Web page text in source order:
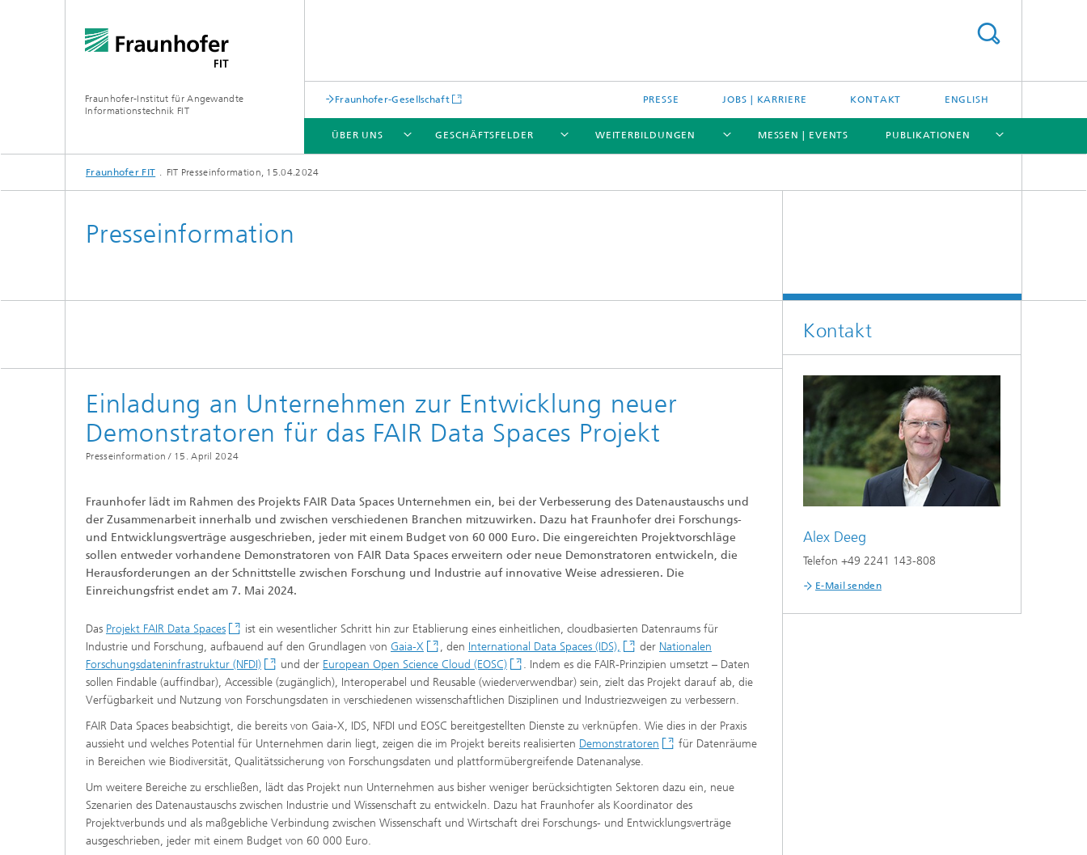
Fraunhofer-Institut für Angewandte
Informationstechnik FIT
Fraunhofer-Gesellschaft PRESSE JOBS | KARRIERE KONTAKT ENGLISH
ÜBER UNS
ÜBER UNS
GESCHÄFTSFELDER
GESCHÄFTSFELDER
Process Mining
Berufliche Weiterbildungen &
Trainings
Future Skills Convention
Mixed and Augmented Reality
Solutions
WEITERBILDUNGEN
WEITERBILDUNGEN
MESSEN | EVENTS PUBLIKATIONEN
PUBLIKATIONEN
Fraunhofer FIT FIT Presseinformation, 15.04.2024
Presseinformation
Einladung an Unternehmen zur Entwicklung neuer
Demonstratoren für das FAIR Data Spaces Projekt
Presseinformation / 15. April 2024
Fraunhofer lädt im Rahmen des Projekts FAIR Data Spaces Unternehmen ein, bei der Verbesserung des Datenaustauschs und
der Zusammenarbeit innerhalb und zwischen verschiedenen Branchen mitzuwirken. Dazu hat Fraunhofer drei Forschungs-
und Entwicklungsverträge ausgeschrieben, jeder mit einem Budget von 60 000 Euro. Die eingereichten Projektvorschläge
sollen entweder vorhandene Demonstratoren von FAIR Data Spaces erweitern oder neue Demonstratoren entwickeln, die
Herausforderungen an der Schnittstelle zwischen Forschung und Industrie auf innovative Weise adressieren. Die
Einreichungsfrist endet am 7. Mai 2024.
Das Projekt FAIR Data Spaces
ist ein wesentlicher Schritt hin zur Etablierung eines einheitlichen, cloudbasierten Datenraums für
Industrie und Forschung, aufbauend auf den Grundlagen von Gaia-X , den International Data Spaces (IDS), der Nationalen
Forschungsdateninfrastruktur (NFDI)
und der European Open Science Cloud (EOSC)
. Indem es die FAIR-Prinzipien umsetzt – Daten
sollen Findable (auffindbar), Accessible (zugänglich), Interoperabel und Reusable (wiederverwendbar) sein, zielt das Projekt darauf ab, die
Verfügbarkeit und Nutzung von Forschungsdaten in verschiedenen wissenschaftlichen Disziplinen und Industriezweigen zu verbessern.
FAIR Data Spaces beabsichtigt, die bereits von Gaia-X, IDS, NFDI und EOSC bereitgestellten Dienste zu verknüpfen. Wie dies in der Praxis
aussieht und welches Potential für Unternehmen darin liegt, zeigen die im Projekt bereits realisierten Demonstratoren
für Datenräume
in Bereichen wie Biodiversität, Qualitätssicherung von Forschungsdaten und plattformübergreifende Datenanalyse.
Um weitere Bereiche zu erschließen, lädt das Projekt nun Unternehmen aus bisher weniger berücksichtigten Sektoren dazu ein, neue
Szenarien des Datenaustauschs zwischen Industrie und Wissenschaft zu entwickeln. Dazu hat Fraunhofer als Koordinator des
Projektverbunds und als maßgebliche Verbindung zwischen Wissenschaft und Wirtschaft drei Forschungs- und Entwicklungsverträge
ausgeschrieben, jeder mit einem Budget von 60 000 Euro.
Kontakt
Alex Deeg
Telefon +49 2241 143-808
E-Mail senden